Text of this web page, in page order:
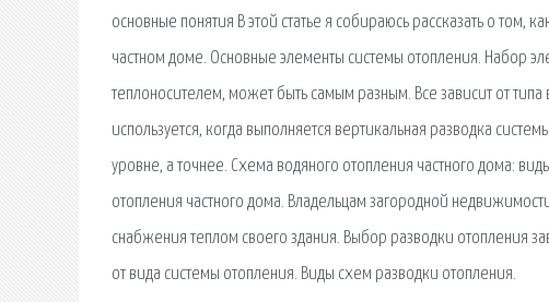
основные понятия В этой статье я собираюсь рассказать о том,
частном доме. Основные элементы системы отопления. Набор
теплоносителем, может быть самым разным. Все зависит от
используется, когда выполняется вертикальная разводка
уровне, а точнее. Схема водяного отопления частного дома:
отопления частного дома. Владельцам загородной
снабжения теплом своего здания. Выбор разводки отопления
от вида системы отопления. Виды схем разводки отопления.